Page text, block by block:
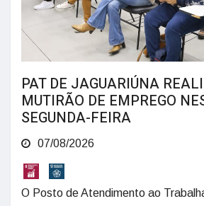
PAT DE JAGUARIÚNA
MUTIRÃO DE EMPREGO
SEGUNDA-FEIRA
07/08/2026
O Posto de Atendimento ao